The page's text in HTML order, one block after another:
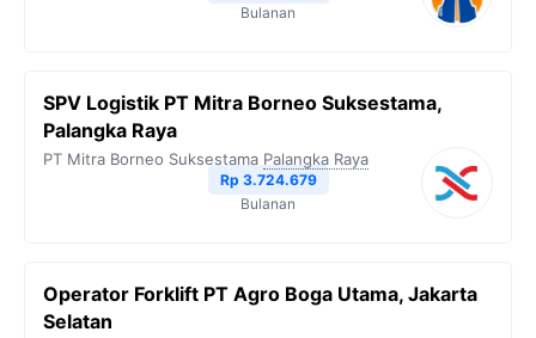
Bulanan
SPV Logistik PT Mitra Borneo Suksestama,
Palangka Raya
PT Mitra Borneo Suksestama Palangka Raya
Rp 3.724.679
Bulanan
Operator Forklift PT Agro Boga Utama, Jakarta
Selatan